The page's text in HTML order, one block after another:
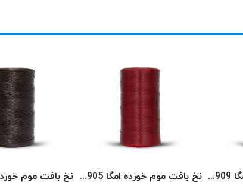
نخ بافت موم خورده امگا 2909 (500 متری) OMEGA نخ بافت موم خورده امگا 2905 (500 متری) OMEGA